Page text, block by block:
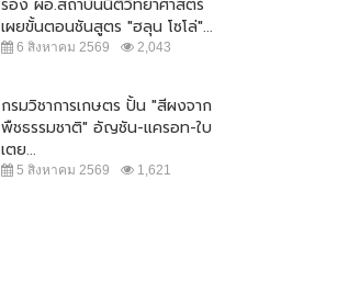
รอง ผอ.สถาบันนิติวิทยาศาสตร์
เผยขั้นตอนชันสูตร "ฮลุน โซโล่"...
6 สิงหาคม 2569 2,043
กรมวิชาการเกษตร ปั้น "สีผงจาก
พืชธรรมชาติ" อัญชัน-แครอท-ใบ
เตย...
5 สิงหาคม 2569 1,621